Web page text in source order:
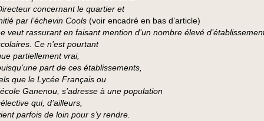
concernant le quartier et
par l’échevin Cools (voir encadré en bas d’article)
veut rassurant en faisant mention d’un nombre élevé
Ce n’est pourtant
partiellement vrai,
part de ces établissements,
que le Lycée Français ou
Ganenou, s’adresse à une population
qui, d’ailleurs,
parfois de loin pour s’y rendre.